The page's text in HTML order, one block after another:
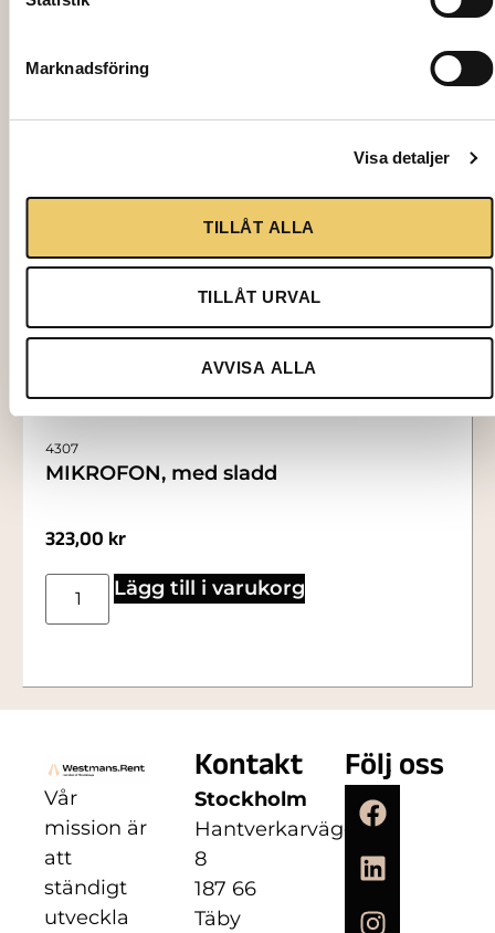
Marknadsföring
Visa detaljer
TILLÅT ALLA
TILLÅT URVAL
AVVISA ALLA
4307
MIKROFON, med sladd
323,00 kr
Lägg till i varukorg
Vår
mission är
att
ständigt
utveckla
Kontakt
Stockholm
Hantverkarvägen
8
187 66
Täby
Följ oss